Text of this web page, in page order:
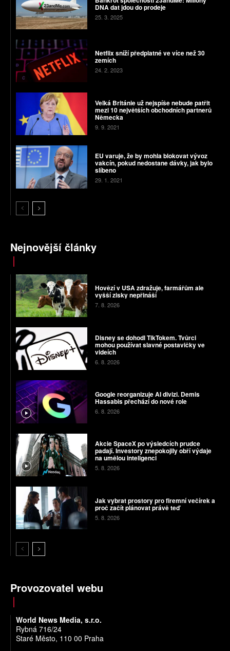
DNA dat jdou do prodeje
25. 3. 2025
Netflix sníží předplatné ve více než 30
zemích
24. 2. 2023
Velká Británie už nejspíše nebude patřit
mezi 10 největších obchodních partnerů
Německa
9. 9. 2021
EU varuje, že by mohla blokovat vývoz
vakcín, pokud nedostane dávky, jak bylo
slíbeno
29. 1. 2021
Nejnovější články
Hovězí v USA zdražuje, farmářům ale
vyšší zisky nepřináší
7. 8. 2026
Disney se dohodl TikTokem. Tvůrci
mohou používat slavné postavičky ve
videích
6. 8. 2026
Google reorganizuje AI divizi. Demis
Hassabis přechází do nové role
6. 8. 2026
Akcie SpaceX po výsledcích prudce
padají. Investory znepokojily obří výdaje
na umělou inteligenci
5. 8. 2026
Jak vybrat prostory pro firemní večírek a
proč začít plánovat právě teď
5. 8. 2026
Provozovatel webu
World News Media, s.r.o.
Rybná 716/24
Staré Město, 110 00 Praha